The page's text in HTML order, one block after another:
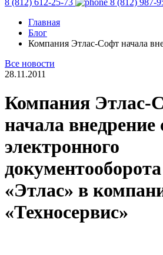
8 (812) 612-25-73
8 (812) 987-
Главная
Блог
Компания Этлас-Софт начала
Все новости
28.11.2011
Компания Этлас-
начала
электронного
«Этлас» в
«Техносервис»